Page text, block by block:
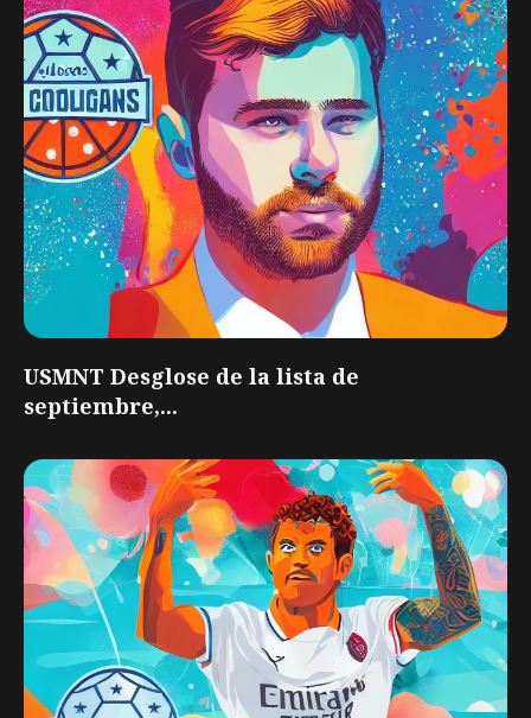
USMNT Desglose de la lista de
septiembre,...